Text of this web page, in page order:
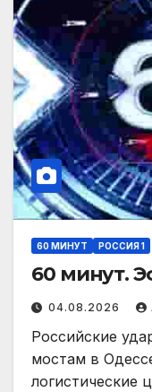
60 МИНУТ РОССИЯ 1
60 минут.
04.08.2026
Российские
мостам в
логистические